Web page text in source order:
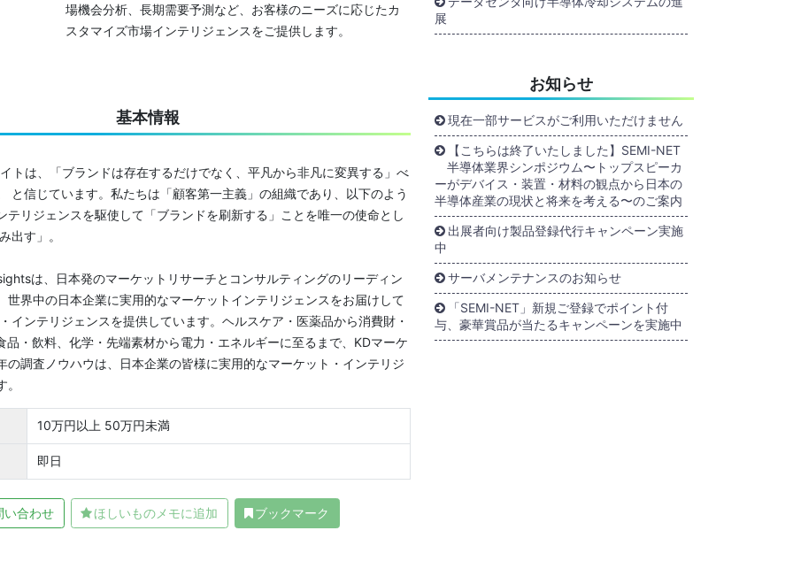
場機会分析、長期需要予測など、お客様のニーズに応じたカ
スタマイズ市場インテリジェンスをご提供します。
基本情報
トは、「ブランドは存在するだけでなく、平凡から非凡に変異する」べ
と信じています。私たちは「顧客第一主義」の組織であり、以下のよう
テリジェンスを駆使して「ブランドを刷新する」ことを唯一の使命とし
出す」。
は、日本発のマーケットリサーチとコンサルティングのリーディン
世界中の日本企業に実用的なマーケットインテリジェンスをお届けして
インテリジェンスを提供しています。ヘルスケア・医薬品から消費財・
品・飲料、化学・先端素材から電力・エネルギーに至るまで、KDマーケ
の調査ノウハウは、日本企業の皆様に実用的なマーケット・インテリジ
10万円以上 50万円未満
即日
い合わせ ほしいものメモに追加 ブックマーク
展
お知らせ
現在一部サービスがご利用いただけません
【こちらは終了いたしました】SEMI-NET
半導体業界シンポジウム〜トップスピーカ
ーがデバイス・装置・材料の観点から日本の
半導体産業の現状と将来を考える〜のご案内
出展者向け製品登録代行キャンペーン実施
中
サーバメンテナンスのお知らせ
「SEMI-NET」新規ご登録でポイント付
与、豪華賞品が当たるキャンペーンを実施中